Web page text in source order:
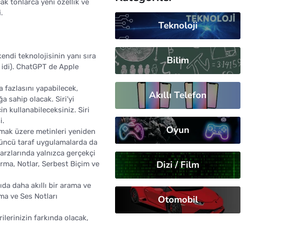
teknolojisinin yanı sıra
ChatGPT de Apple
yapabilecek,
sahip olacak. Siri'yi
kullanabileceksiniz. Siri
üzere metinleri yeniden
taraf uygulamalarda da
yalnızca gerçekçi
Notlar, Serbest Biçim ve
daha akıllı bir arama ve
ve Ses Notları
farkında olacak,
Teknoloji
Bilim
Akıllı Telefon
Oyun
Dizi / Film
Otomobil